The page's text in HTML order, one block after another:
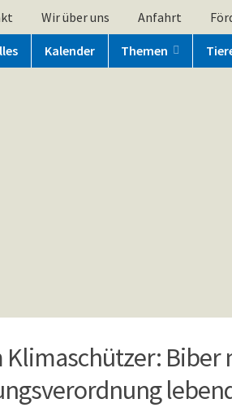
Wir über uns Anfahrt
Kalender Themen
Klimaschützer: Biber